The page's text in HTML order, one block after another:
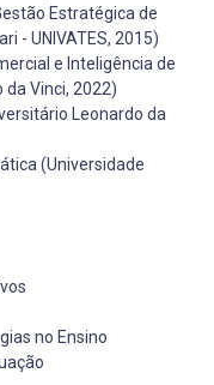
Estratégica de
- UNIVATES, 2015)
e Inteligência de
Vinci, 2022)
Leonardo da
(Universidade
no Ensino